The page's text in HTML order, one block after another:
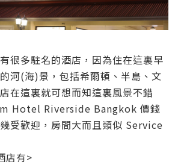
很多駐名的酒店，因為住在這裏早
河(海)景，包括希爾頓、半島、文
在這裏就可想而知這裏風景不錯
Hotel Riverside Bangkok 價錢
受歡迎，房間大而且類似 Service
店有>